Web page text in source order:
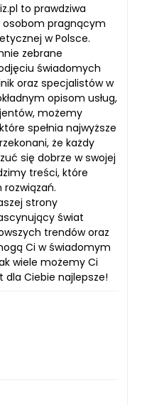
to prawdziwa
osobom pragnącym
w Polsce.
zebrane
świadomych
oraz specjalistów w
opisom usług,
możemy
spełnia najwyższe
że każdy
się dobrze w swojej
treści, które
rozwiązań.
strony
świat
trendów oraz
Ci w świadomym
wiele możemy Ci
dla Ciebie najlepsze!